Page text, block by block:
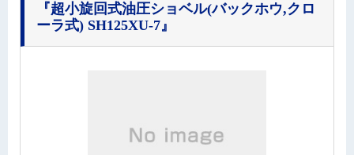
『超小旋回式油圧ショベル(バックホウ,クロ
ーラ式) SH125XU-7』